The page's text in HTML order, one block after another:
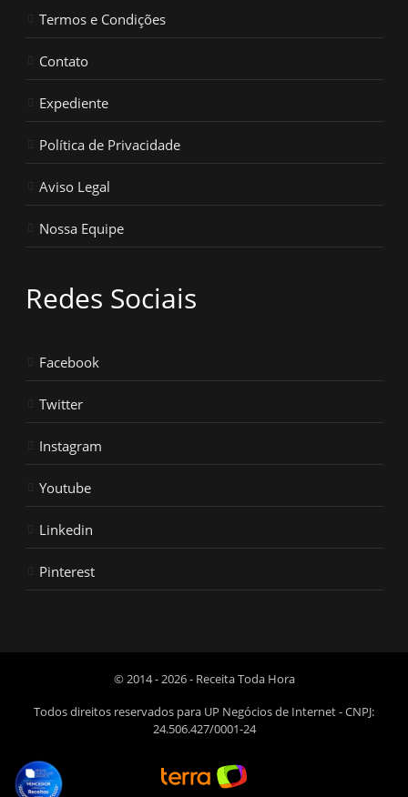
Termos e Condições
Contato
Expediente
Política de Privacidade
Aviso Legal
Nossa Equipe
Redes Sociais
Facebook
Twitter
Instagram
Youtube
Linkedin
Pinterest
© 2014 - 2026 - Receita Toda Hora
Todos direitos reservados para UP Negócios de Internet - CNPJ:
24.506.427/0001-24